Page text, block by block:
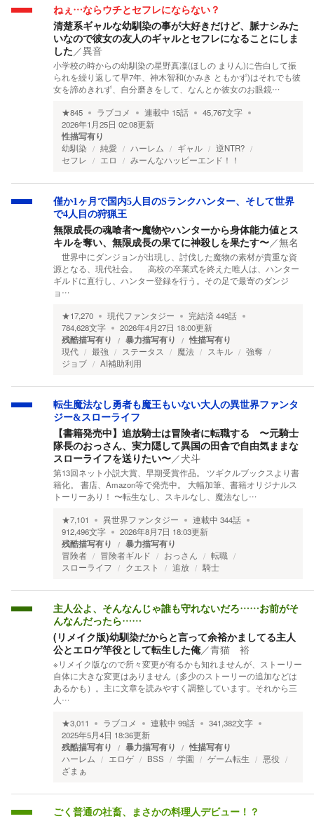
ねぇ…ならウチとセフレにならない？
清楚系ギャルな幼馴染の事が大好きだけど、脈ナシみた
いなので彼女の友人のギャルとセフレになることにしま
した／異音
小学校の時からの幼馴染の星野真凜(ほしの まりん)に告白して振
られを繰り返して早7年、神木智和(かみき ともかず)はそれでも彼
女を諦めきれず、自分磨きをして、なんとか彼女のお眼鏡…
★845 ラブコメ 連載中 15話 45,767文字
2026年1月25日 02:08更新
性描写有り
幼馴染 純愛 ハーレム ギャル
逆NTR?
セフレ
エロ みーんなハッピーエンド！！
僅か1ヶ月で国内5人目のSランクハンター、そして世界
で4人目の狩猟王
無限成長の魂喰者〜魔物やハンターから身体能力値とス
キルを奪い、無限成長の果てに神殺しを果たす〜／無名
世界中にダンジョンが出現し、討伐した魔物の素材が貴重な資
源となる、現代社会。 高校の卒業式を終えた唯人は、ハンター
ギルドに直行し、ハンター登録を行う。その足で最寄のダンジ
ョ…
★17,270 現代ファンタジー 完結済449話
784,628文字 2026年4月27日 18:00更新
残酷描写有り 暴力描写有り 性描写有り
現代 最強 ステータス 魔法 スキル
強奪
ジョブ
AI補助利用
転生魔法なし勇者も魔王もいない大人の異世界ファンタ
ジー&スローライフ
【書籍発売中】追放騎士は冒険者に転職する 〜元騎士
隊長のおっさん、実力隠して異国の田舎で自由気ままな
スローライフを送りたい〜／犬斗
第13回ネット小説大賞、早期受賞作品。 ツギクルブックスより書
籍化。 書店、Amazon等で発売中。 大幅加筆、書籍オリジナルス
トーリーあり！ 〜転生なし、スキルなし、魔法なし…
★7,101 異世界ファンタジー 連載中 344話
912,496文字 2026年8月7日 18:03更新
残酷描写有り 暴力描写有り
冒険者 冒険者ギルド おっさん
転職
スローライフ
クエスト 追放 騎士
主人公よ、そんなんじゃ誰も守れないだろ……お前がそ
んなんだったら……
(リメイク版)幼馴染だからと言って余裕かましてる主人
公とエロゲ竿役として転生した俺／青猫 裕
※リメイク版なので所々変更が有るかも知れませんが、ストーリー
自体に大きな変更はありません（多少のストーリーの追加などは
あるかも）。主に文章を読みやすく調整しています。それから三
人…
★3,011 ラブコメ 連載中 99話 341,382文字
2025年5月4日 18:36更新
残酷描写有り 暴力描写有り 性描写有り
ハーレム エロゲ BSS 学園 ゲーム転生
悪役
ざまぁ
ごく普通の社畜、まさかの料理人デビュー！？